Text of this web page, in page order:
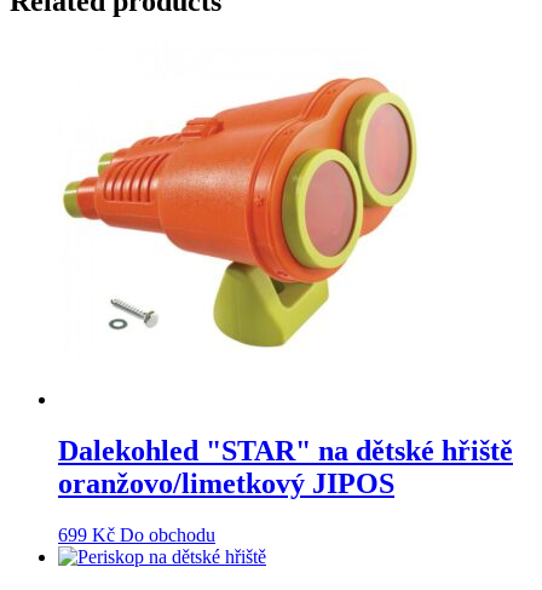
Dalekohled "STAR" na dětské hřiště
oranžovo/limetkový JIPOS
699 Kč Do obchodu